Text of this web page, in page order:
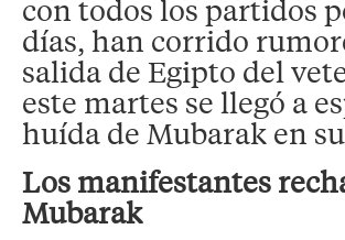
con todos los partidos
días, han corrido
salida de Egipto del
este martes se llegó a
huída de Mubarak en
Los manifestantes
Mubarak